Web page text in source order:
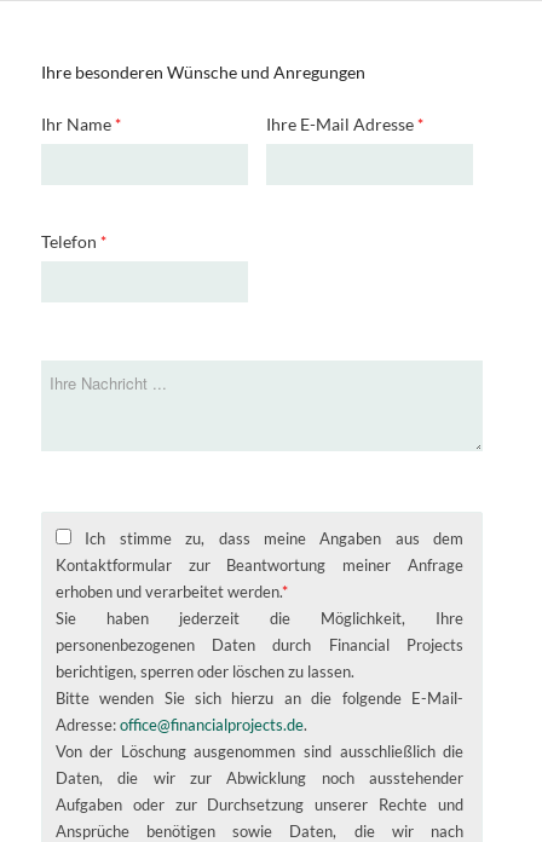
Ihre besonderen Wünsche und Anregungen
Ihr Name* Ihre E-Mail Adresse*
Telefon *
Ich stimme zu, dass meine Angaben aus dem
Kontaktformular zur Beantwortung meiner Anfrage
erhoben und verarbeitet werden.*
Sie haben jederzeit die Möglichkeit, Ihre
personenbezogenen Daten durch Financial Projects
berichtigen, sperren oder löschen zu lassen.
Bitte wenden Sie sich hierzu an die folgende E-Mail-
Adresse:office@financialprojects.de.
Von der Löschung ausgenommen sind ausschließlich die
Daten, die wir zur Abwicklung noch ausstehender
Aufgaben oder zur Durchsetzung unserer Rechte und
Ansprüche benötigen sowie Daten, die wir nach